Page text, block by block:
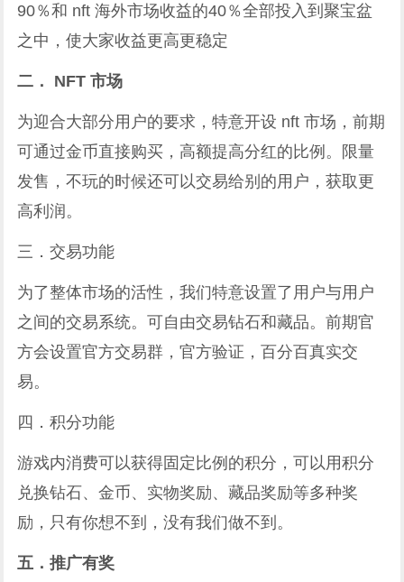
90％和 nft 海外市场收益的40％全部投入到聚宝盆
之中，使大家收益更高更稳定
二． NFT 市场
为迎合大部分用户的要求，特意开设 nft 市场，前期
可通过金币直接购买，高额提高分红的比例。限量
发售，不玩的时候还可以交易给别的用户，获取更
高利润。
三．交易功能
为了整体市场的活性，我们特意设置了用户与用户
之间的交易系统。可自由交易钻石和藏品。前期官
方会设置官方交易群，官方验证，百分百真实交
易。
四．积分功能
游戏内消费可以获得固定比例的积分，可以用积分
兑换钻石、金币、实物奖励、藏品奖励等多种奖
励，只有你想不到，没有我们做不到。
五．推广有奖